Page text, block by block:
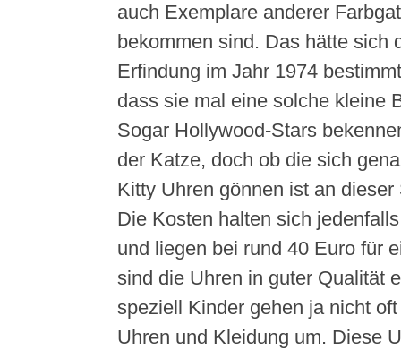
auch Exemplare anderer
bekommen sind. Das hätte sich
Erfindung im Jahr 1974
dass sie mal eine solche kleine
Sogar Hollywood-Stars
der Katze, doch ob die sich
Kitty Uhren gönnen ist an
Die Kosten halten sich
und liegen bei rund 40 Euro für
sind die Uhren in guter Qualität
speziell Kinder gehen ja nicht
Uhren und Kleidung um. Diese